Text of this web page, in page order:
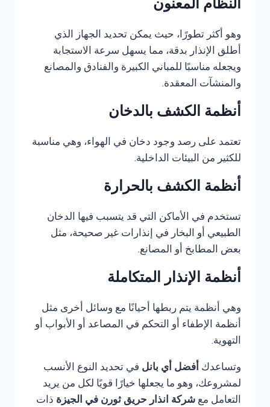
النظام المعنون
وهو أكثر تطورًا، حيث يمكن تحديد الجهاز الذي
أطلق الإنذار بدقة، مما يسهل سرعة الاستجابة
ويجعله مناسبًا للمباني الكبيرة والفنادق والمصانع
والمنشآت المعقدة.
أنظمة الكشف بالدخان
تعتمد على رصد وجود دخان في الهواء، وهي مناسبة
للكثير من البيئات الداخلية.
أنظمة الكشف بالحرارة
تستخدم في الأماكن التي قد يتسبب فيها الدخان
الطبيعي أو البخار في إنذارات غير صحيحة، مثل
بعض المطابخ أو المصانع.
أنظمة الإنذار المتكاملة
وهي أنظمة يتم ربطها أحيانًا مع وسائل أخرى مثل
أنظمة الإطفاء أو التحكم في المصاعد أو الأبواب أو
التهوية.
وتساعدك أفضل أي بانل في تحديد النوع الأنسب
لمشروعك، وهو ما يجعلها خيارًا قويًا لكل من يريد
التعامل مع شركة انذار حريق ثورن في الجيزة ذات